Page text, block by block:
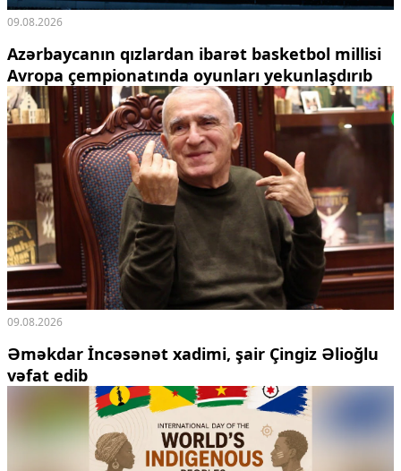
09.08.2026
Azərbaycanın qızlardan ibarət basketbol millisi
Avropa çempionatında oyunları yekunlaşdırıb
09.08.2026
Əməkdar İncəsənət xadimi, şair Çingiz Əlioğlu
vəfat edib